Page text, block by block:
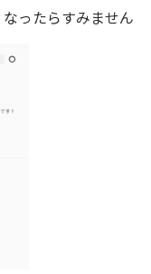
ったらすみません